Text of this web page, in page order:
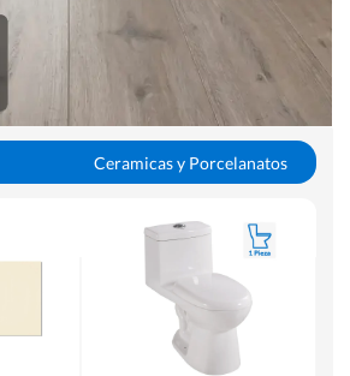
Ceramicas y Porcelanatos
Pisos Flotantes y Laminados